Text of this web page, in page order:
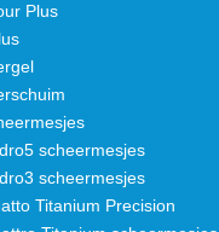
Plus
scheermesjes
scheermesjes
Titanium Precision